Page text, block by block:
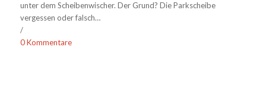
unter dem Scheibenwischer. Der Grund? Die Parkscheibe
vergessen oder falsch…
/
0 Kommentare